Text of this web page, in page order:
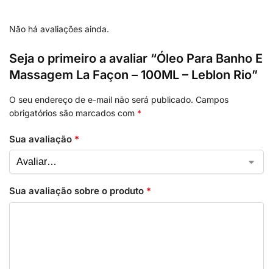
Não há avaliações ainda.
Seja o primeiro a avaliar “Óleo Para Banho E
Massagem La Façon – 100ML – Leblon Rio”
O seu endereço de e-mail não será publicado. Campos
obrigatórios são marcados com *
Sua avaliação *
Sua avaliação sobre o produto *